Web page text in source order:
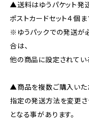
▲送料はゆうパケット発
ポストカードセット４個ま
※ゆうパックでの発送が
合は、
他の商品に設定されてい
▲商品を複数ご購入いた
指定の発送方法を変更さ
となる事があります。